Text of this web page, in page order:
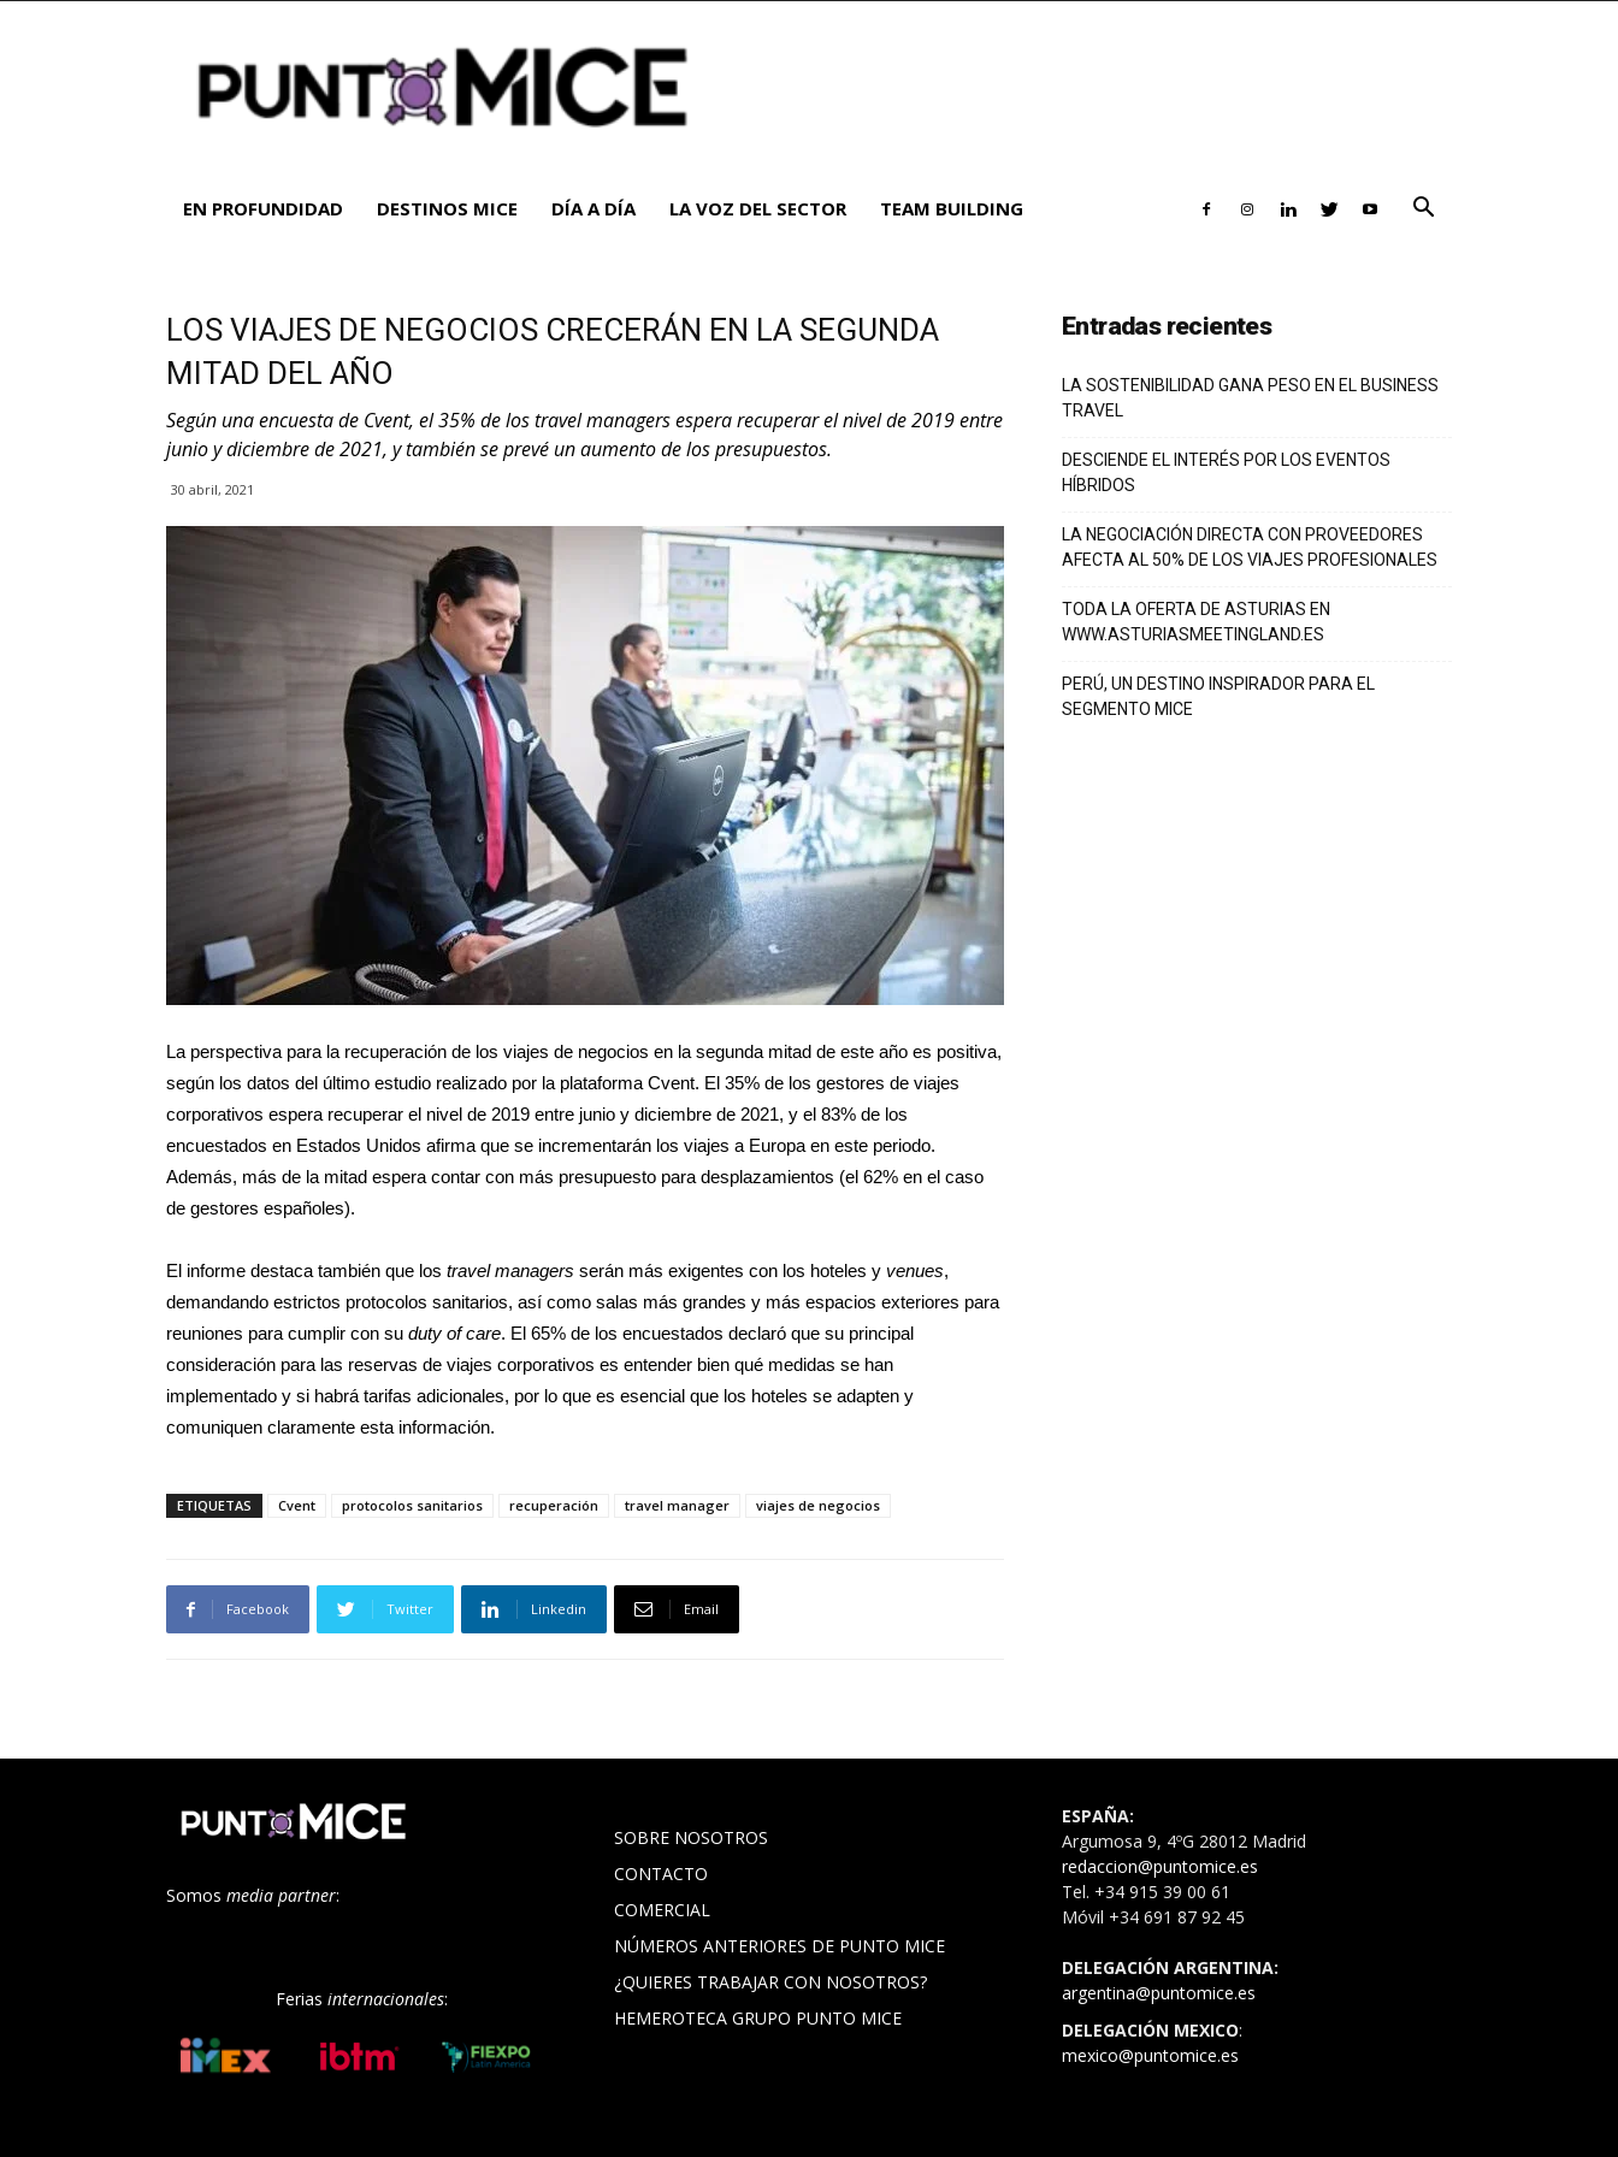
y
análisis
|
Turismo
EN PROFUNDIDAD DESTINOS MICE DÍA A DÍA LA VOZ DEL SECTOR TEAM BUILDING
LOS VIAJES DE NEGOCIOS CRECERÁN EN LA SEGUNDA
MITAD DEL AÑO
Según una encuesta de Cvent, el 35% de los travel managers espera recuperar el nivel de 2019 entre
junio y diciembre de 2021, y también se prevé un aumento de los presupuestos.
30 abril, 2021
La perspectiva para la recuperación de los viajes de negocios en la segunda mitad de este año es positiva,
según los datos del último estudio realizado por la plataforma Cvent. El 35% de los gestores de viajes
corporativos espera recuperar el nivel de 2019 entre junio y diciembre de 2021, y el 83% de los
encuestados en Estados Unidos afirma que se incrementarán los viajes a Europa en este periodo.
Además, más de la mitad espera contar con más presupuesto para desplazamientos (el 62% en el caso
de gestores españoles).
El informe destaca también que los travel managers serán más exigentes con los hoteles y venues,
demandando estrictos protocolos sanitarios, así como salas más grandes y más espacios exteriores para
reuniones para cumplir con su duty of care. El 65% de los encuestados declaró que su principal
consideración para las reservas de viajes corporativos es entender bien qué medidas se han
implementado y si habrá tarifas adicionales, por lo que es esencial que los hoteles se adapten y
comuniquen claramente esta información.
ETIQUETAS Cvent protocolos sanitarios recuperación travel manager viajes de negocios
Facebook Twitter Linkedin Email
Entradas recientes
LA SOSTENIBILIDAD GANA PESO EN EL BUSINESS
TRAVEL
DESCIENDE EL INTERÉS POR LOS EVENTOS
HÍBRIDOS
LA NEGOCIACIÓN DIRECTA CON PROVEEDORES
AFECTA AL 50% DE LOS VIAJES PROFESIONALES
TODA LA OFERTA DE ASTURIAS EN
WWW.ASTURIASMEETINGLAND.ES
PERÚ, UN DESTINO INSPIRADOR PARA EL
SEGMENTO MICE
Somos media partner:
Ferias internacionales:
SOBRE NOSOTROS
CONTACTO
COMERCIAL
NÚMEROS ANTERIORES DE PUNTO MICE
¿QUIERES TRABAJAR CON NOSOTROS?
HEMEROTECA GRUPO PUNTO MICE
ESPAÑA:
Argumosa 9, 4ºG 28012 Madrid
redaccion@puntomice.es
Tel. +34 915 39 00 61
Móvil +34 691 87 92 45
DELEGACIÓN ARGENTINA:
argentina@puntomice.es
DELEGACIÓN MEXICO:
mexico@puntomice.es